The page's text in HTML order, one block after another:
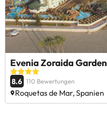
Evenia Zoraida Garden
8.6 110 Bewertungen
Roquetas de Mar, Spanien